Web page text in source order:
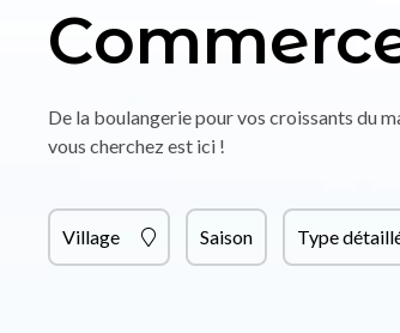
De la boulangerie pour vos croissants du
vous cherchez est ici !
Village Saison Type